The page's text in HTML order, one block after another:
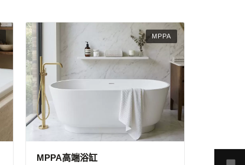
MPPA
MPPA高端浴缸